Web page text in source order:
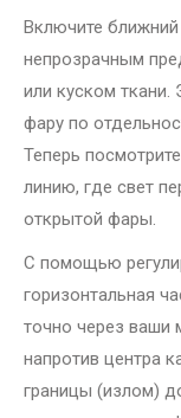
Включите
непрозрачным
или куском
фару по
Теперь
линию, где свет
открытой фары.
С помощью
горизонтальная
точно через ваши
напротив центра
границы (излом)